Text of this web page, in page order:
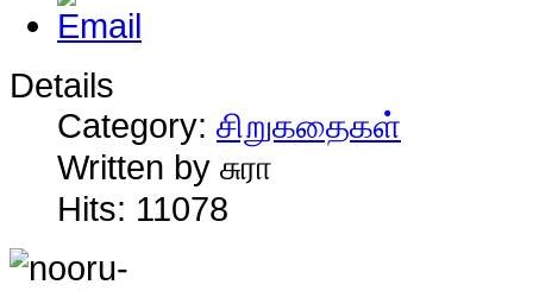
Details
Category: சிறுகதைகள்
Written by சுரா
Hits: 11078